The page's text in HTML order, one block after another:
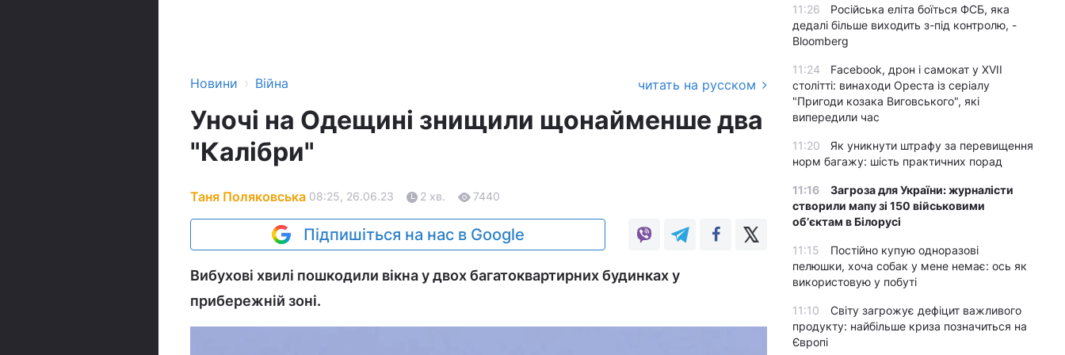
Новини › Війна читать на русском
Уночі на Одещині знищили щонайменше два
"Калібри"
Таня Поляковська 08:25, 26.06.23 2 хв. 7440
Підпишіться на нас в Google
Вибухові хвилі пошкодили вікна у двох багатоквартирних будинках у
прибережній зоні.
11:26
Російська еліта боїться ФСБ, яка
дедалі більше виходить з-під контролю, -
Bloomberg
11:24
Facebook, дрон і самокат у XVII
столітті: винаходи Ореста із серіалу
"Пригоди козака Виговського", які
випередили час
11:20
Як уникнути штрафу за перевищення
норм багажу: шість практичних порад
11:16
Загроза для України: журналісти
створили мапу зі 150 військовими
обʼєктам в Білорусі
11:15
Постійно купую одноразові
пелюшки, хоча собак у мене немає: ось як
використовую у побуті
11:10
Світу загрожує дефіцит важливого
продукту: найбільше криза позначиться на
Європі